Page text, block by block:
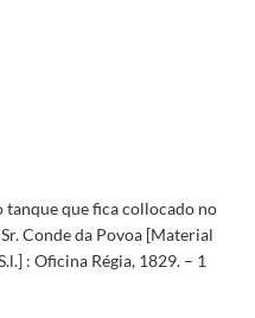
que fica collocado no
Conde da Povoa [Material
: Oficina Régia, 1829. – 1